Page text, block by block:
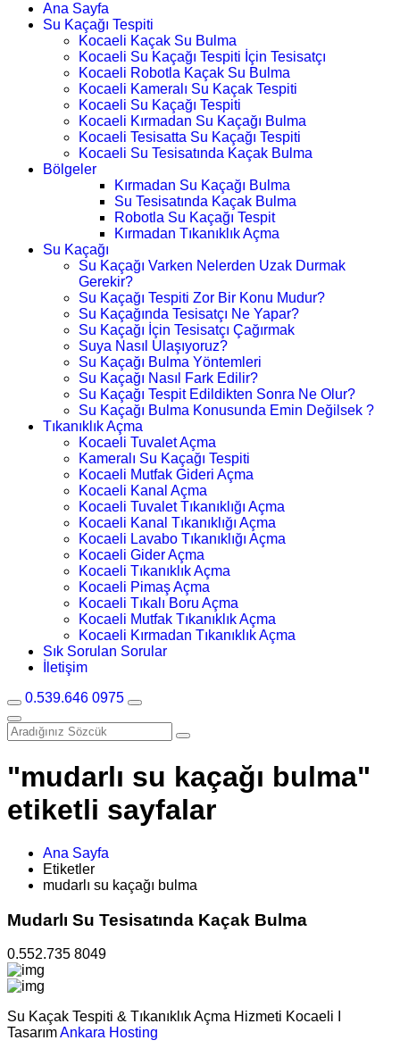
Ana Sayfa
Su Kaçağı Tespiti
Kocaeli Kaçak Su Bulma
Kocaeli Su Kaçağı Tespiti İçin Tesisatçı
Kocaeli Robotla Kaçak Su Bulma
Kocaeli Kameralı Su Kaçak Tespiti
Kocaeli Su Kaçağı Tespiti
Kocaeli Kırmadan Su Kaçağı Bulma
Kocaeli Tesisatta Su Kaçağı Tespiti
Kocaeli Su Tesisatında Kaçak Bulma
Bölgeler
Kırmadan Su Kaçağı Bulma
Su Tesisatında Kaçak Bulma
Robotla Su Kaçağı Tespit
Kırmadan Tıkanıklık Açma
Su Kaçağı
Su Kaçağı Varken Nelerden Uzak Durmak
Gerekir?
Su Kaçağı Tespiti Zor Bir Konu Mudur?
Su Kaçağında Tesisatçı Ne Yapar?
Su Kaçağı İçin Tesisatçı Çağırmak
Suya Nasıl Ulaşıyoruz?
Su Kaçağı Bulma Yöntemleri
Su Kaçağı Nasıl Fark Edilir?
Su Kaçağı Tespit Edildikten Sonra Ne Olur?
Su Kaçağı Bulma Konusunda Emin Değilsek ?
Tıkanıklık Açma
Kocaeli Tuvalet Açma
Kameralı Su Kaçağı Tespiti
Kocaeli Mutfak Gideri Açma
Kocaeli Kanal Açma
Kocaeli Tuvalet Tıkanıklığı Açma
Kocaeli Kanal Tıkanıklığı Açma
Kocaeli Lavabo Tıkanıklığı Açma
Kocaeli Gider Açma
Kocaeli Tıkanıklık Açma
Kocaeli Pimaş Açma
Kocaeli Tıkalı Boru Açma
Kocaeli Mutfak Tıkanıklık Açma
Kocaeli Kırmadan Tıkanıklık Açma
Sık Sorulan Sorular
İletişim
0.539.646 0975
"mudarlı su kaçağı bulma"
etiketli sayfalar
Ana Sayfa
Etiketler
mudarlı su kaçağı bulma
Mudarlı Su Tesisatında Kaçak Bulma
0.552.735 8049
Su Kaçak Tespiti & Tıkanıklık Açma Hizmeti Kocaeli I
TasarımAnkara Hosting